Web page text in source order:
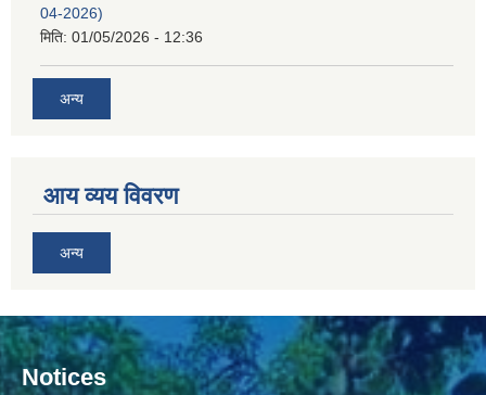
04-2026)
मिति: 01/05/2026 - 12:36
अन्य
आय व्यय विवरण
अन्य
Notices